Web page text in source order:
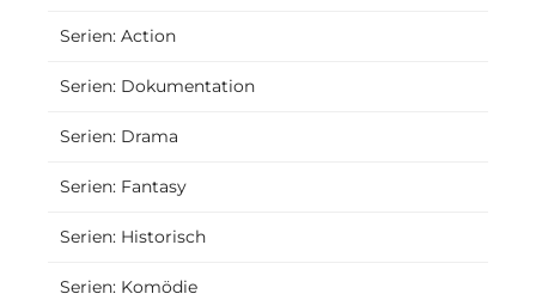
Serien: Action
Serien: Dokumentation
Serien: Drama
Serien: Fantasy
Serien: Historisch
Serien: Komödie